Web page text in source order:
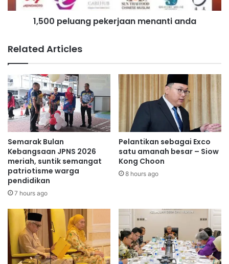
u
n
j
i
n
g
l
i
a
r
b
e
r
k
e
i
a
r
a
n
u
p
e
k
e
r
j
a
a
n
m
e
n
a
n
i
a
n
d
a
1,500 peluang pekerjaan menanti anda
Related Articles
Semarak Bulan
Kebangsaan JPNS 2026
meriah, suntik semangat
patriotisme warga
pendidikan
7 hours ago
Pelantikan sebagai Exco
satu amanah besar – Siow
Kong Choon
8 hours ago